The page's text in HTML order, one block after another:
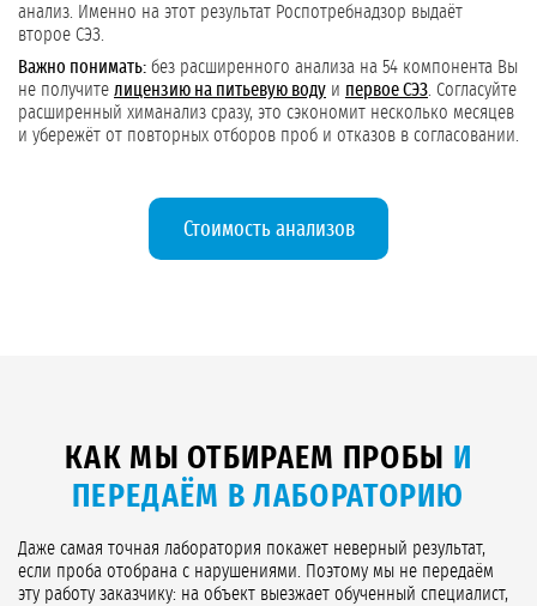
анализ. Именно на этот результат Роспотребнадзор выдаёт
второе СЭЗ.
Важно понимать: без расширенного анализа на 54 компонента Вы
не получите лицензию на питьевую воду и первое СЭЗ . Согласуйте
расширенный химанализ сразу, это сэкономит несколько месяцев
и убережёт от повторных отборов проб и отказов в согласовании.
Стоимость анализов
КАК МЫ ОТБИРАЕМ ПРОБЫ
И
ПЕРЕДАЁМ В ЛАБОРАТОРИЮ
Даже самая точная лаборатория покажет неверный результат,
если проба отобрана с нарушениями. Поэтому мы не передаём
эту работу заказчику: на объект выезжает обученный специалист,